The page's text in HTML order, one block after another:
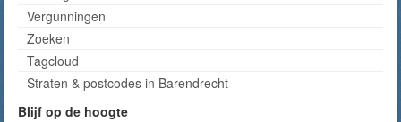
Vergunningen
Zoeken
Tagcloud
Straten & postcodes in Barendrecht
Blijf op de hoogte